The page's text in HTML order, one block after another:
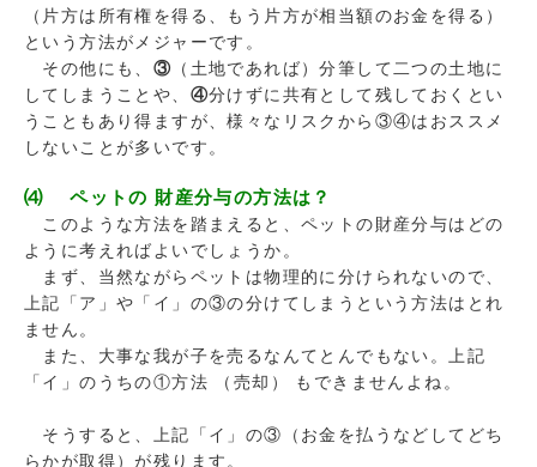
（片方は所有権を得る、もう片方が相当額のお金を得る）
という方法がメジャーです。
その他にも、 ③ （土地であれば）分筆して二つの土地に
してしまうことや、 ④分けずに共有として残しておくとい
うこともあり得ますが、様々なリスクから③④はおススメ
しないことが多いです。
⑷ ペットの 財産分与の方法は？
このような方法を踏まえると、ペットの財産分与はどの
ように考えればよいでしょうか。
まず、当然ながらペットは物理的に分けられないので、
上記「ア」や「イ」の③の分けてしまうという方法はとれ
ません。
また、大事な我が子を売るなんてとんでもない。上記
「イ」のうちの①方法 （売却） もできませんよね。
そうすると、上記「イ」の③（お金を払うなどしてどち
らかが取得）が残ります。